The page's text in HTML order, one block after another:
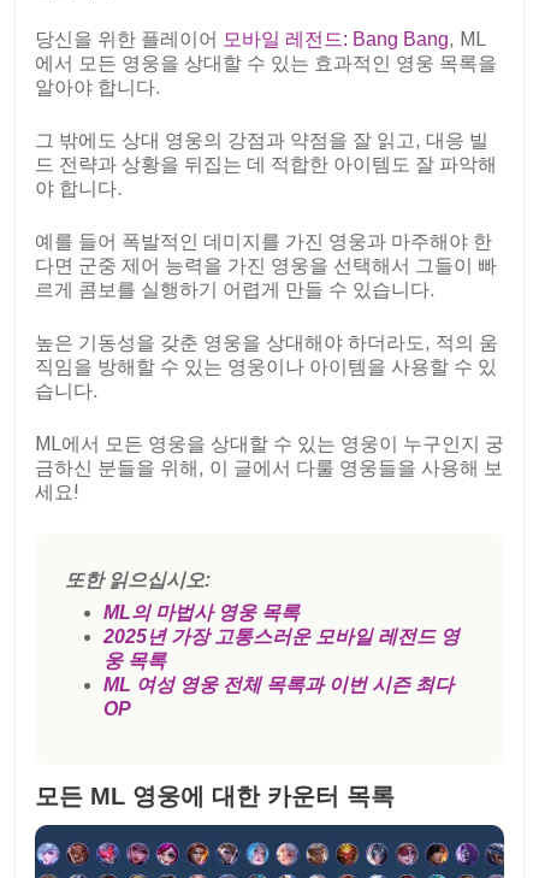
당신을 위한 플레이어 모바일 레전드: Bang Bang, ML
에서 모든 영웅을 상대할 수 있는 효과적인 영웅 목록을
알아야 합니다.
그 밖에도 상대 영웅의 강점과 약점을 잘 읽고, 대응 빌
드 전략과 상황을 뒤집는 데 적합한 아이템도 잘 파악해
야 합니다.
예를 들어 폭발적인 데미지를 가진 영웅과 마주해야 한
다면 군중 제어 능력을 가진 영웅을 선택해서 그들이 빠
르게 콤보를 실행하기 어렵게 만들 수 있습니다.
높은 기동성을 갖춘 영웅을 상대해야 하더라도, 적의 움
직임을 방해할 수 있는 영웅이나 아이템을 사용할 수 있
습니다.
ML에서 모든 영웅을 상대할 수 있는 영웅이 누구인지 궁
금하신 분들을 위해, 이 글에서 다룰 영웅들을 사용해 보
세요!
또한 읽으십시오:
ML의 마법사 영웅 목록
2025년 가장 고통스러운 모바일 레전드 영
웅 목록
ML 여성 영웅 전체 목록과 이번 시즌 최다
OP
모든 ML 영웅에 대한 카운터 목록